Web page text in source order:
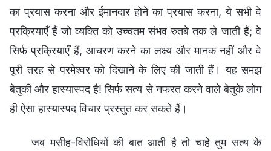
का प्रयास करना और ईमानदार होने का प्रयास करना, ये सभी वे
प्रक्रियाएँ हैं जो व्यक्ति को उच्चतम संभव रुतबे तक ले जाती हैं; वे
सिर्फ प्रक्रियाएँ हैं, आचरण करने का लक्ष्य और मानक नहीं और वे
पूरी तरह से परमेश्वर को दिखाने के लिए की जाती हैं। यह समझ
बेतुकी और हास्यास्पद है! सिर्फ सत्य से नफरत करने वाले बेतुके लोग
ही ऐसा हास्यास्पद विचार प्रस्तुत कर सकते हैं।
जब मसीह-विरोधियों की बात आती है तो चाहे तुम सत्य के